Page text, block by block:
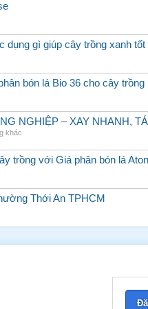
dụng gì giúp cây trồng xanh tốt
bón lá Bio 36 cho cây trồng
NGHIỆP – XAY NHANH,
khác
trồng với Giá phân bón lá
Thới An TPHCM